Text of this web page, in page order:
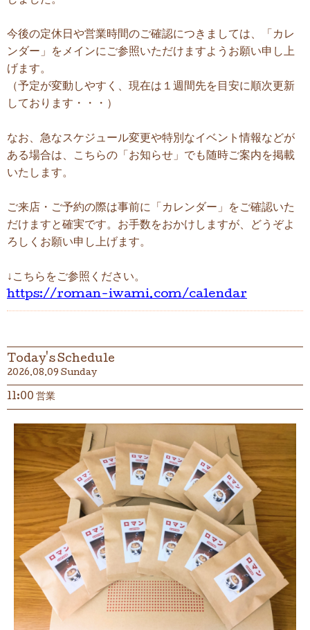
今後の定休日や営業時間のご確認につきましては、「カレ
ンダー」をメインにご参照いただけますようお願い申し上
げます。
（予定が変動しやすく、現在は１週間先を目安に順次更新
しております・・・）
なお、急なスケジュール変更や特別なイベント情報などが
ある場合は、こちらの「お知らせ」でも随時ご案内を掲載
いたします。
ご来店・ご予約の際は事前に「カレンダー」をご確認いた
だけますと確実です。お手数をおかけしますが、どうぞよ
ろしくお願い申し上げます。
↓こちらをご参照ください。
https://roman-iwami.com/calendar
Today's Schedule
2026.08.09 Sunday
11:00 営業